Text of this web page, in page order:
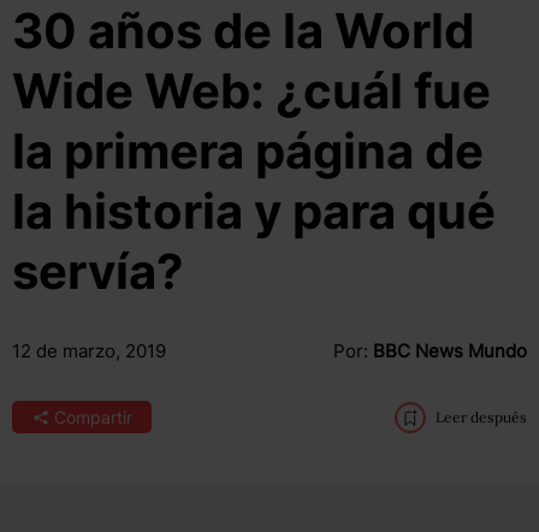
30 años de la World
Wide Web: ¿cuál fue
la primera página de
la historia y para qué
servía?
12 de marzo, 2019 Por: BBC News Mundo
Compartir Leer después